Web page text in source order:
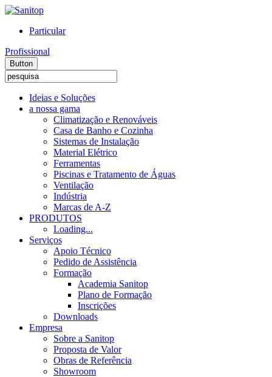
Particular
Profissional
Button
Ideias e Soluções
a nossa gama
Climatização e Renováveis
Casa de Banho e Cozinha
Sistemas de Instalação
Material Elétrico
Ferramentas
Piscinas e Tratamento de Águas
Ventilação
Indústria
Marcas de A-Z
PRODUTOS
Loading...
Serviços
Apoio Técnico
Pedido de Assistência
Formação
Academia Sanitop
Plano de Formação
Inscrições
Downloads
Empresa
Sobre a Sanitop
Proposta de Valor
Obras de Referência
Showroom